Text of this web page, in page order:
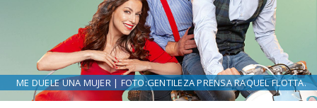
ME DUELE UNA MUJER | FOTO:GENTILEZA PRENSA RAQUEL FLOTTA.